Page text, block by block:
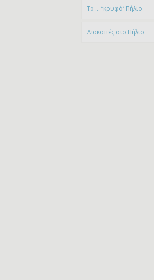
To … “κρυφό” Πήλιο
Διακοπές στο Πήλιο